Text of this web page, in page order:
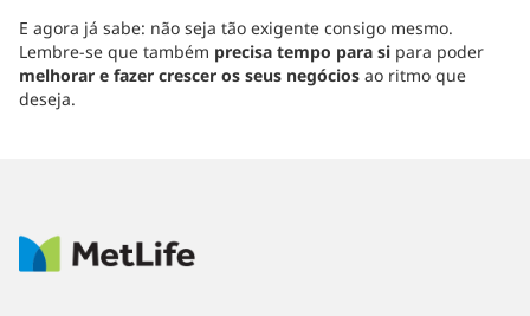
E agora já sabe: não seja tão exigente consigo mesmo.
Lembre-se que também precisa tempo para si para poder
melhorar e fazer crescer os seus negócios ao ritmo que
deseja.